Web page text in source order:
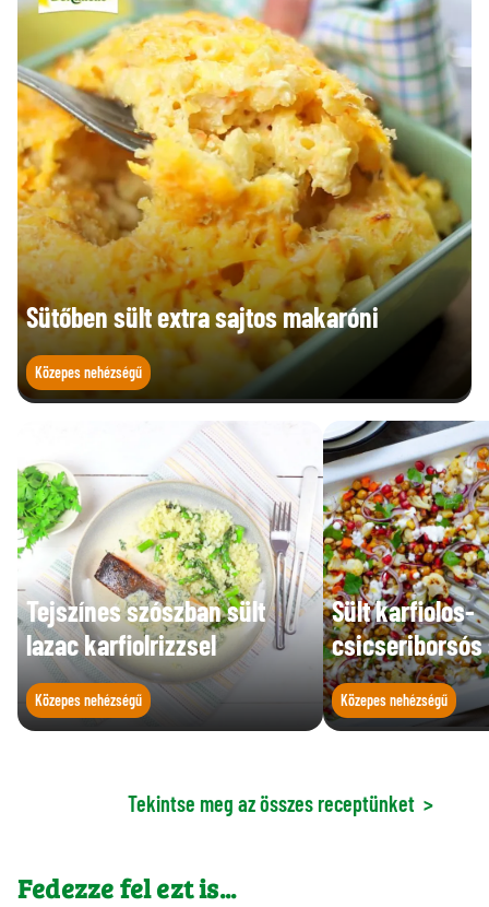
Fehérje (g)
1,5 g
Só (g)
0,08 g
Sütőben sült extra sajtos makaróni
Közepes nehézségű
Tejszínes szószban sült
lazac karfiolrizzsel
Közepes nehézségű
Sült karfiolos-
csicseriborsós
Közepes nehézségű
Tekintse meg az összes receptünket >
Fedezze fel ezt is...